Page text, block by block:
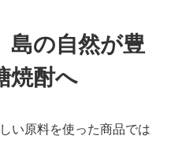
島の自然が豊
焼酎へ
い原料を使った商品では